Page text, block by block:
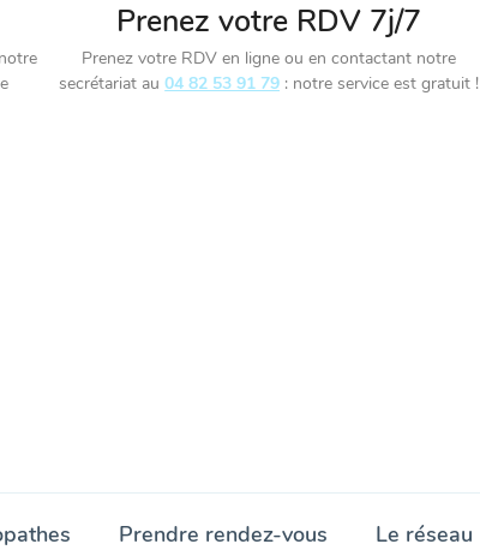
Prenez votre RDV 7j/7
Prenez votre RDV en ligne ou en contactant notre
secrétariat au04 82 53 91 79 : notre service est gratuit !
Prendre rendez-vous Le réseau